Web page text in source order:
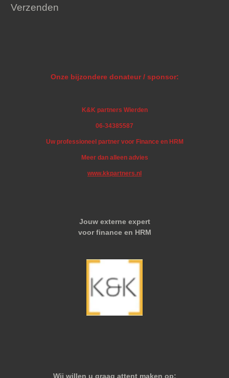
Verzenden
Onze bijzondere donateur / sponsor:
K&K partners Wierden
06-34385587
Uw professioneel partner voor Finance en HRM
Meer dan alleen advies
www.kkpartners.nl
Jouw externe expert
voor finance en HRM
Wij willen u graag attent maken op: